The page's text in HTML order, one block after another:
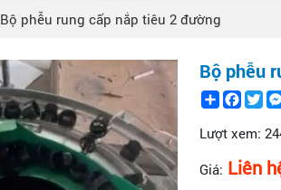
Bộ phễu rung cấp nắp tiêu 2 đường
Bộ phễu
Share
Lượt xem:
Giá: Liên